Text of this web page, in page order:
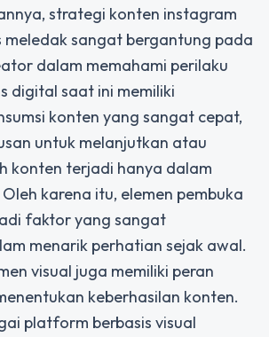
strategi konten instagram
meledak sangat bergantung pada
dalam memahami perilaku
digital saat ini memiliki
konten yang sangat cepat,
untuk melanjutkan atau
konten terjadi hanya dalam
karena itu, elemen pembuka
faktor yang sangat
menarik perhatian sejak awal.
visual juga memiliki peran
keberhasilan konten.
platform berbasis visual